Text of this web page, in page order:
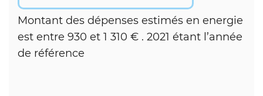
Montant des dépenses estimés en energie
est entre 930 et 1 310 € . 2021 étant l’année
de référence